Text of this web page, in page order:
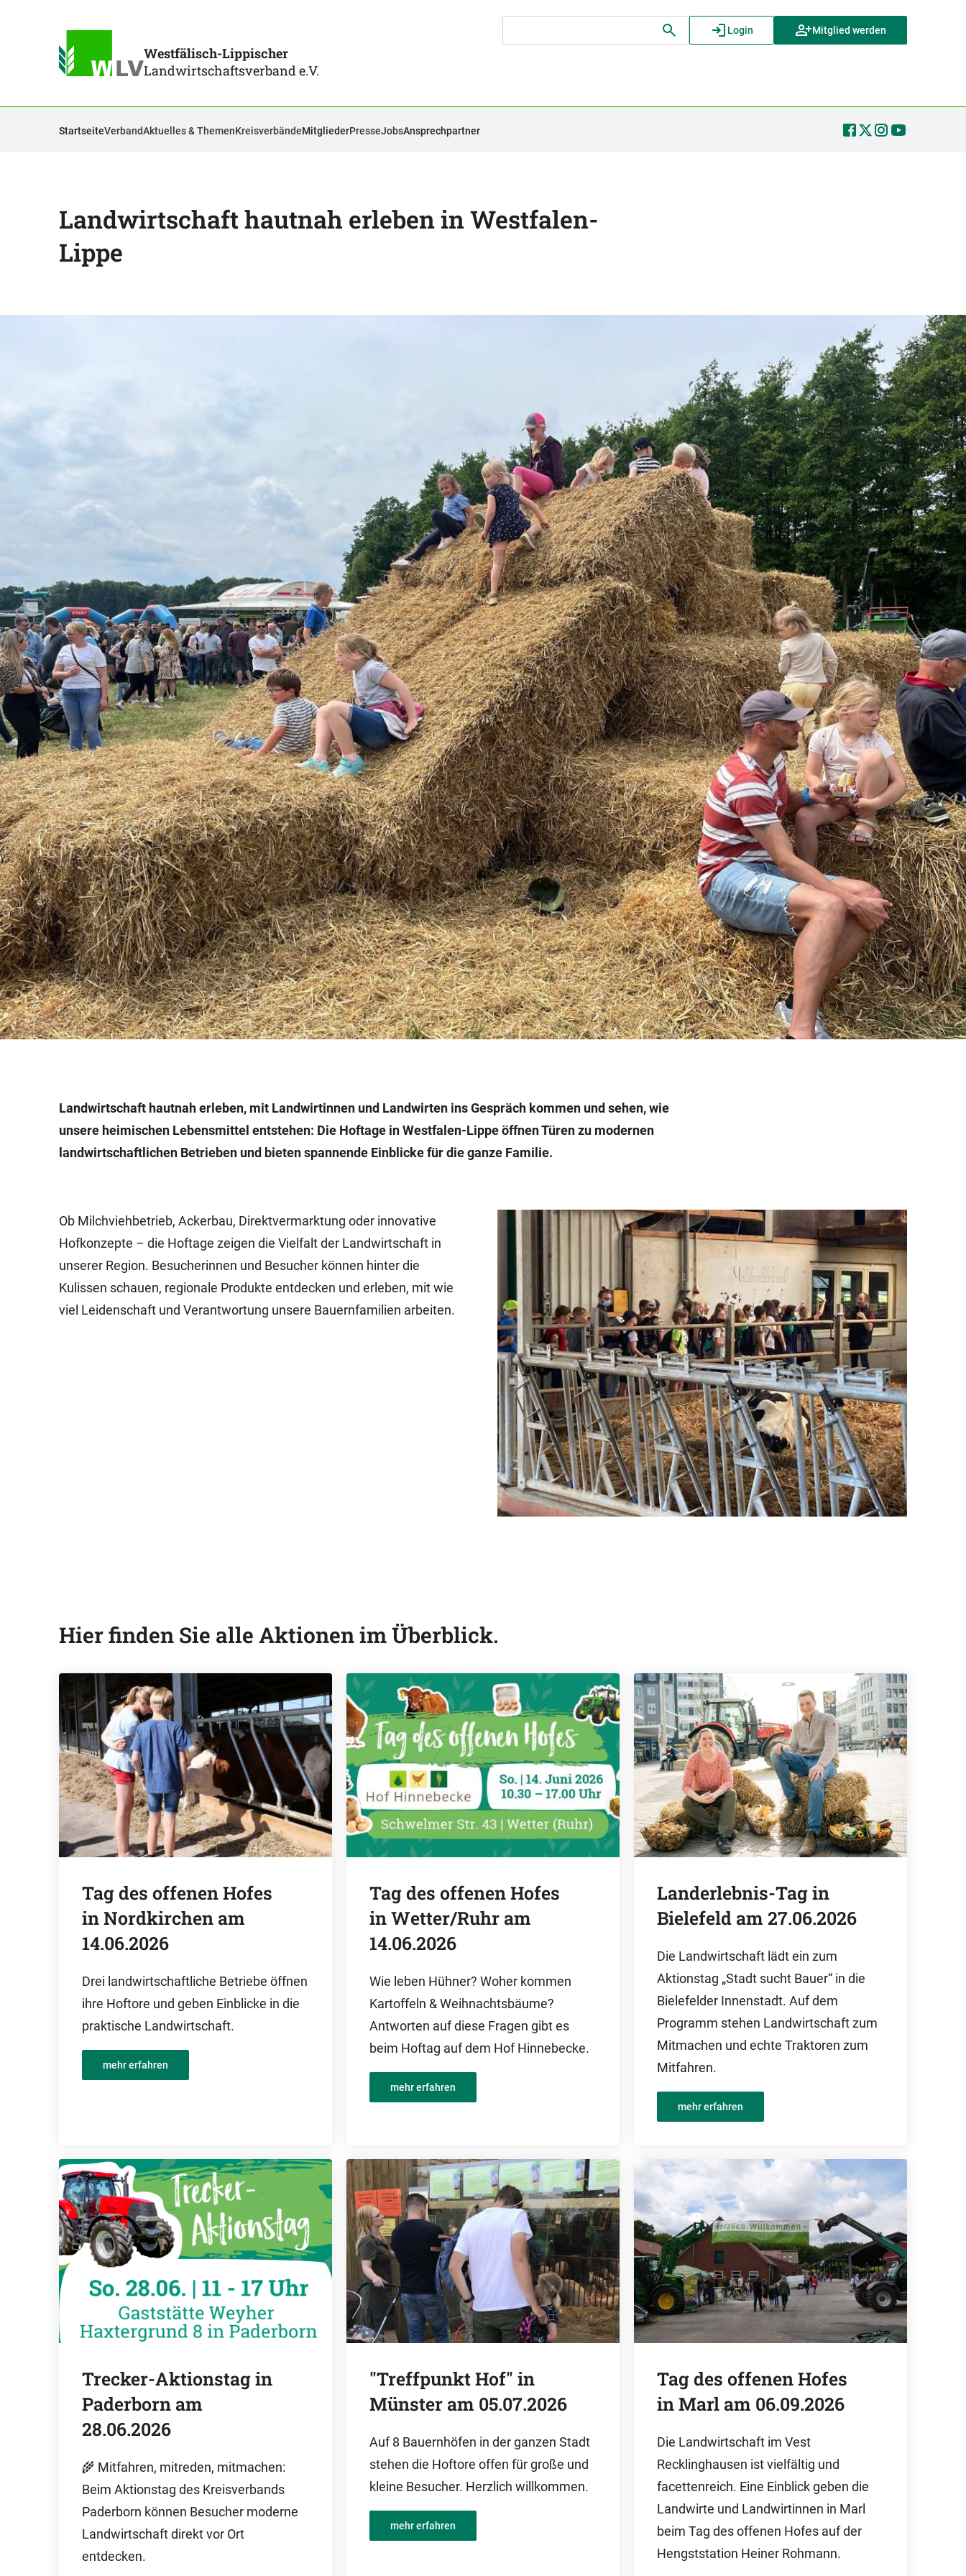
Westfälisch-Lippischer
Landwirtschaftsverband e.V.
Login Mitglied werden
StartseiteVerbandAktuelles & ThemenKreisverbändeMitgliederPresseJobsAnsprechpartner
Landwirtschaft hautnah erleben in Westfalen-
Lippe
Landwirtschaft hautnah erleben, mit Landwirtinnen und Landwirten ins Gespräch kommen und sehen, wie
unsere heimischen Lebensmittel entstehen: Die Hoftage in Westfalen-Lippe öffnen Türen zu modernen
landwirtschaftlichen Betrieben und bieten spannende Einblicke für die ganze Familie.
Ob Milchviehbetrieb, Ackerbau, Direktvermarktung oder innovative
Hofkonzepte – die Hoftage zeigen die Vielfalt der Landwirtschaft in
unserer Region. Besucherinnen und Besucher können hinter die
Kulissen schauen, regionale Produkte entdecken und erleben, mit wie
viel Leidenschaft und Verantwortung unsere Bauernfamilien arbeiten.
Hier finden Sie alle Aktionen im Überblick.
Tag des offenen Hofes
in Nordkirchen am
14.06.2026
Drei landwirtschaftliche Betriebe öffnen
ihre Hoftore und geben Einblicke in die
praktische Landwirtschaft.
mehr erfahren
Tag des offenen Hofes
in Wetter/Ruhr am
14.06.2026
Wie leben Hühner? Woher kommen
Kartoffeln & Weihnachtsbäume?
Antworten auf diese Fragen gibt es
beim Hoftag auf dem Hof Hinnebecke.
mehr erfahren
Landerlebnis-Tag in
Bielefeld am 27.06.2026
Die Landwirtschaft lädt ein zum
Aktionstag „Stadt sucht Bauer“ in die
Bielefelder Innenstadt. Auf dem
Programm stehen Landwirtschaft zum
Mitmachen und echte Traktoren zum
Mitfahren.
mehr erfahren
Trecker-Aktionstag in
Paderborn am
28.06.2026
🌾 Mitfahren, mitreden, mitmachen:
Beim Aktionstag des Kreisverbands
Paderborn können Besucher moderne
Landwirtschaft direkt vor Ort
entdecken.
"Treffpunkt Hof" in
Münster am 05.07.2026
Auf 8 Bauernhöfen in der ganzen Stadt
stehen die Hoftore offen für große und
kleine Besucher. Herzlich willkommen.
mehr erfahren
Tag des offenen Hofes
in Marl am 06.09.2026
Die Landwirtschaft im Vest
Recklinghausen ist vielfältig und
facettenreich. Eine Einblick geben die
Landwirte und Landwirtinnen in Marl
beim Tag des offenen Hofes auf der
Hengststation Heiner Rohmann.